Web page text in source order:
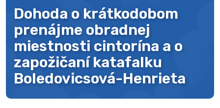
Dohoda o krátkodobom
prenájme obradnej
miestnosti cintorína a o
zapožičaní katafalku
Boledovicsová-Henrieta